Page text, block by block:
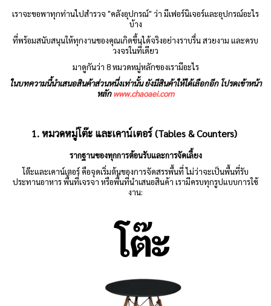
เราจะขอพาทุกท่านไปสำรวจ "คลังอุปกรณ์" ว่า มีเฟอร์นิเจอร์และอุปกรณ์อะไร
บ้าง
ที่พร้อมสนับสนุนให้ทุกงานของคุณเกิดขึ้นได้จริงอย่างราบรื่น สวยงาม และครบ
วงจรในที่เดียว
มาดูกันว่า 8 หมวดหมู่หลักของเรามีอะไร
ในบทความนี้นำเสนอสินค้าส่วนหนึ่งเท่านั้น ยังมีสินค้าให้ได้เลือกอีก โปรดเข้าหน้า
หลักwww.chaoaei.com
1. หมวดหมู่โต๊ะ และเคาน์เตอร์ (Tables & Counters)
รากฐานของทุกการต้อนรับและการจัดเลี้ยง
โต๊ะและเคาน์เตอร์ คือจุดเริ่มต้นของการจัดสรรพื้นที่ ไม่ว่าจะเป็นพื้นที่รับ
ประทานอาหาร พื้นที่เจรจา หรือพื้นที่นำเสนอสินค้า เรามีครบทุกรูปแบบการใช้
งาน: